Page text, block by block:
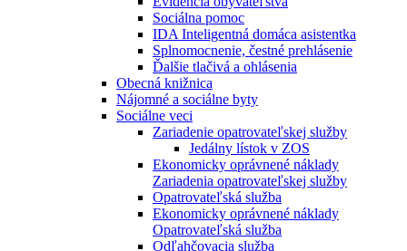
Sociálna pomoc
IDA Inteligentná domáca asistentka
Splnomocnenie, čestné prehlásenie
Ďalšie tlačivá a ohlásenia
Obecná knižnica
Nájomné a sociálne byty
Sociálne veci
Zariadenie opatrovateľskej služby
Jedálny lístok v ZOS
Ekonomicky oprávnené náklady
Zariadenia opatrovateľskej služby
Opatrovateľská služba
Ekonomicky oprávnené náklady
Opatrovateľská služba
Odľahčovacia služba